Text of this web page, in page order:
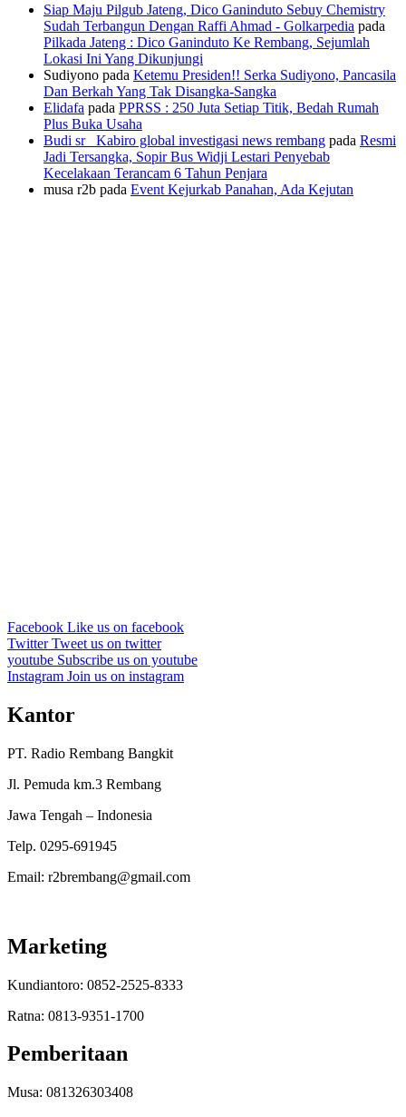
Siap Maju Pilgub Jateng, Dico Ganinduto Sebuy Chemistry
Sudah Terbangun Dengan Raffi Ahmad - Golkarpedia pada
Pilkada Jateng : Dico Ganinduto Ke Rembang, Sejumlah
Lokasi Ini Yang Dikunjungi
Sudiyono pada Ketemu Presiden!! Serka Sudiyono, Pancasila
Dan Berkah Yang Tak Disangka-Sangka
Elidafa pada PPRSS : 250 Juta Setiap Titik, Bedah Rumah
Plus Buka Usaha
Budi sr_ Kabiro global investigasi news rembang pada Resmi
Jadi Tersangka, Sopir Bus Widji Lestari Penyebab
Kecelakaan Terancam 6 Tahun Penjara
musa r2b pada Event Kejurkab Panahan, Ada Kejutan
Facebook Like us on facebook
TwitterTweet us on twitter
youtube Subscribe us on youtube
Instagram Join us on instagram
Kantor
PT. Radio Rembang Bangkit
Jl. Pemuda km.3 Rembang
Jawa Tengah – Indonesia
Telp. 0295-691945
Email: r2brembang@gmail.com
Marketing
Kundiantoro: 0852-2525-8333
Ratna: 0813-9351-1700
Pemberitaan
Musa: 081326303408